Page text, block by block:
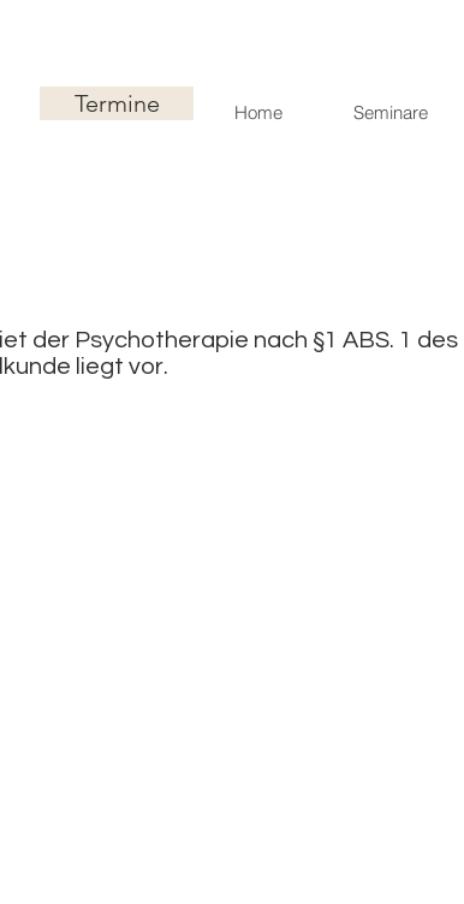
Termine Home Seminare
der Psychotherapie nach §1 ABS. 1 des
liegt vor.